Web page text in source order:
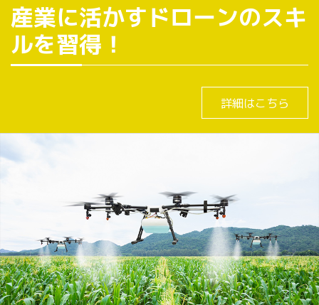
産業に活かすドローンのスキ
ルを習得！
詳細はこちら